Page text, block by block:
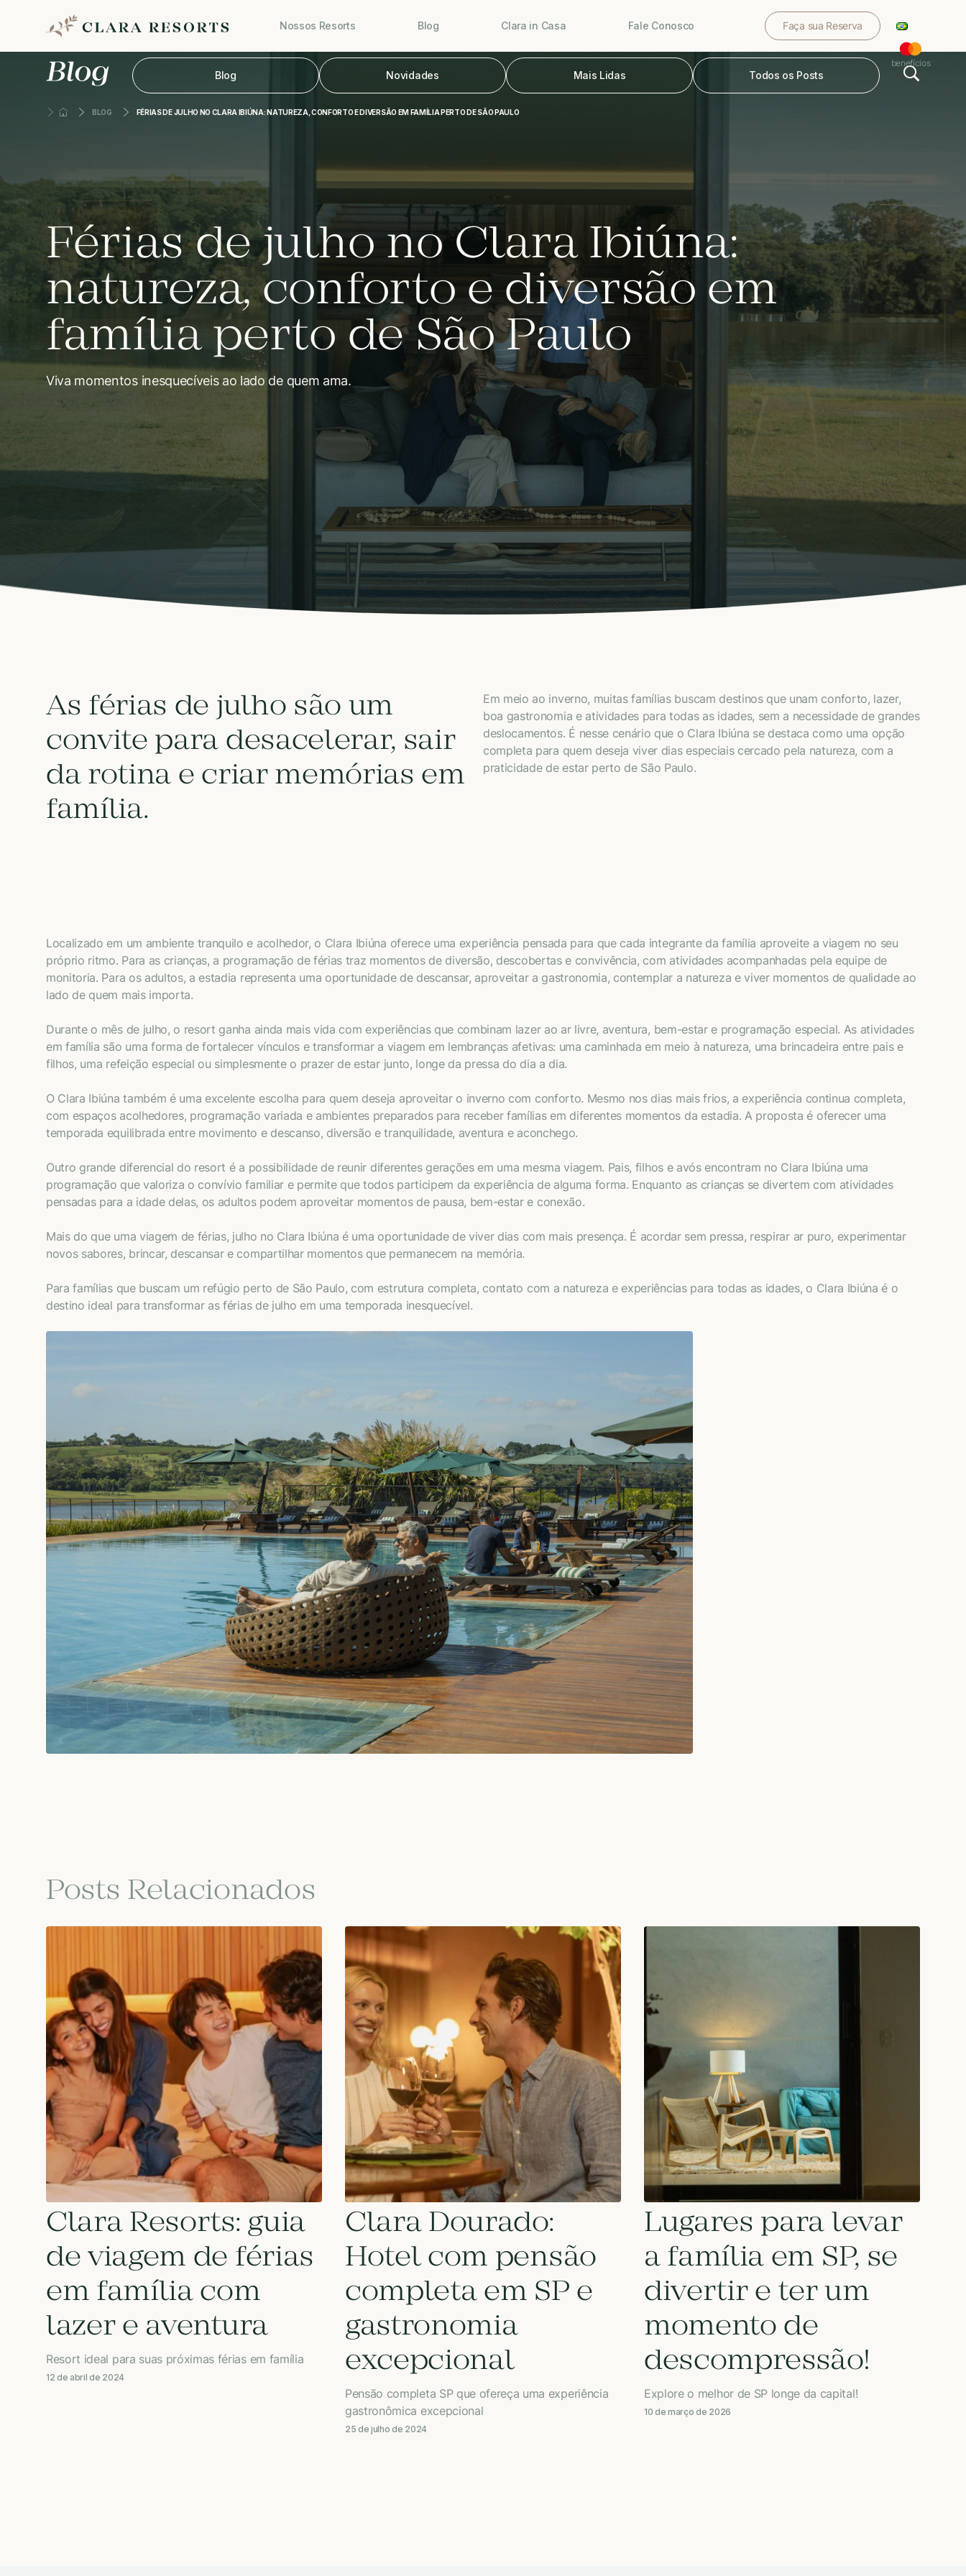
Nossos Resorts Blog Clara in Casa Fale Conosco Faça sua Reserva
benefícios
Blog Novidades Mais Lidas Todos os Posts
BLOG FÉRIAS DE JULHO NO CLARA IBIÚNA: NATUREZA, CONFORTO E DIVERSÃO EM FAMÍLIA PERTO DE SÃO PAULO
Férias de julho no Clara Ibiúna:
natureza, conforto e diversão em
família perto de São Paulo
Viva momentos inesquecíveis ao lado de quem ama.
As férias de julho são um
convite para desacelerar, sair
da rotina e criar memórias em
família.
Em meio ao inverno, muitas famílias buscam destinos que unam conforto, lazer,
boa gastronomia e atividades para todas as idades, sem a necessidade de grandes
deslocamentos. É nesse cenário que o Clara Ibiúna se destaca como uma opção
completa para quem deseja viver dias especiais cercado pela natureza, com a
praticidade de estar perto de São Paulo.
Localizado em um ambiente tranquilo e acolhedor, o Clara Ibiúna oferece uma experiência pensada para que cada integrante da família aproveite a viagem no seu
próprio ritmo. Para as crianças, a programação de férias traz momentos de diversão, descobertas e convivência, com atividades acompanhadas pela equipe de
monitoria. Para os adultos, a estadia representa uma oportunidade de descansar, aproveitar a gastronomia, contemplar a natureza e viver momentos de qualidade ao
lado de quem mais importa.
Durante o mês de julho, o resort ganha ainda mais vida com experiências que combinam lazer ao ar livre, aventura, bem-estar e programação especial. As atividades
em família são uma forma de fortalecer vínculos e transformar a viagem em lembranças afetivas: uma caminhada em meio à natureza, uma brincadeira entre pais e
filhos, uma refeição especial ou simplesmente o prazer de estar junto, longe da pressa do dia a dia.
O Clara Ibiúna também é uma excelente escolha para quem deseja aproveitar o inverno com conforto. Mesmo nos dias mais frios, a experiência continua completa,
com espaços acolhedores, programação variada e ambientes preparados para receber famílias em diferentes momentos da estadia. A proposta é oferecer uma
temporada equilibrada entre movimento e descanso, diversão e tranquilidade, aventura e aconchego.
Outro grande diferencial do resort é a possibilidade de reunir diferentes gerações em uma mesma viagem. Pais, filhos e avós encontram no Clara Ibiúna uma
programação que valoriza o convívio familiar e permite que todos participem da experiência de alguma forma. Enquanto as crianças se divertem com atividades
pensadas para a idade delas, os adultos podem aproveitar momentos de pausa, bem-estar e conexão.
Mais do que uma viagem de férias, julho no Clara Ibiúna é uma oportunidade de viver dias com mais presença. É acordar sem pressa, respirar ar puro, experimentar
novos sabores, brincar, descansar e compartilhar momentos que permanecem na memória.
Para famílias que buscam um refúgio perto de São Paulo, com estrutura completa, contato com a natureza e experiências para todas as idades, o Clara Ibiúna é o
destino ideal para transformar as férias de julho em uma temporada inesquecível.
Posts Relacionados
Clara Resorts: guia
de viagem de férias
em família com
lazer e aventura
Resort ideal para suas próximas férias em família
12 de abril de 2024
Clara Dourado:
Hotel com pensão
completa em SP e
gastronomia
excepcional
Pensão completa SP que ofereça uma experiência
gastronômica excepcional
25 de julho de 2024
Lugares para levar
a família em SP, se
divertir e ter um
momento de
descompressão!
Explore o melhor de SP longe da capital!
10 de março de 2026